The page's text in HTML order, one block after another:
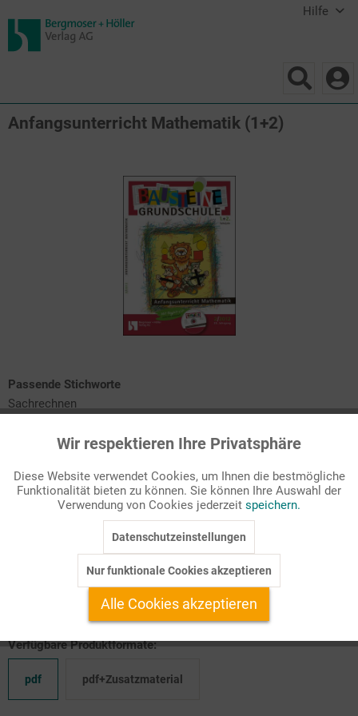
Hilfe
Anfangsunterricht Mathematik (1+2)
Passende Stichworte
Sachrechnen
B1 Wahrnehmung
B3 Ordnen, sortieren, vergleichen
B4 Rechenoperationen Plus und Minus
Gerade der Anfangsunterricht stellt für uns alle immer eine
große Herausforderung dar. Einige Kinder verfügen bereits über
Mengen- und Zahlenvorstellungen, andere können vielleicht
schon zählen und ma ...
Verfügbare Produktformate:
pdf pdf+Zusatzmaterial
Funktionale Aktiv
Marketing Inaktiv
Inaktiv
Wir respektieren Ihre Privatsphäre
Diese Website verwendet Cookies, um Ihnen die bestmögliche
Funktionalität bieten zu können. Sie können Ihre Auswahl der
Verwendung von Cookies jederzeit speichern.
Datenschutzeinstellungen
Nur funktionale Cookies akzeptieren
Alle Cookies akzeptieren